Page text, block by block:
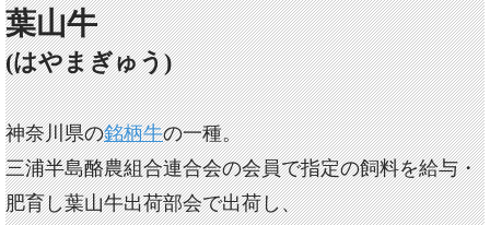
葉山牛
(はやまぎゅう)
神奈川県の銘柄牛の一種。
三浦半島酪農組合連合会の会員で指定の飼料を給与・
肥育し葉山牛出荷部会で出荷し、